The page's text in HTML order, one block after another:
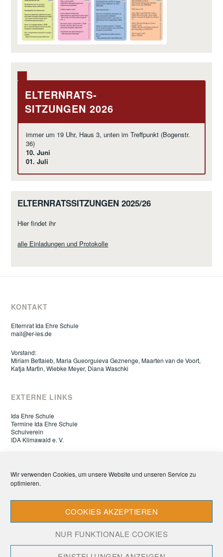
Wir verwenden Cookies, um unsere Website und unseren Service zu
optimieren.
COOKIES AKZEPTIEREN
NUR FUNKTIONALE COOKIES
ELTERNRATS-
SITZUNGEN 2026
immer um 19 Uhr, Haus 3, unten im Treffpunkt (Bogenstr.
36)
10. Juni
01. Juli
ELTERNRATSSITZUNGEN 2025/26
Hier findet ihr
alle Einladungen und Protokolle
KONTAKT
Elternrat Ida Ehre Schule
mail@er-ies.de
Vorstand:
Miriam Bettaieb, Maria Gueorguieva Geznenge, Maarten van de Voort,
Katja Martin, Wiebke Meyer, Diana Waschki
EXTERNE LINKS
Ida Ehre Schule
Termine Ida Ehre Schule
Schulverein
IDA Klimawald e. V.
Datenschutz
Cookie-Richtlinie (EU)